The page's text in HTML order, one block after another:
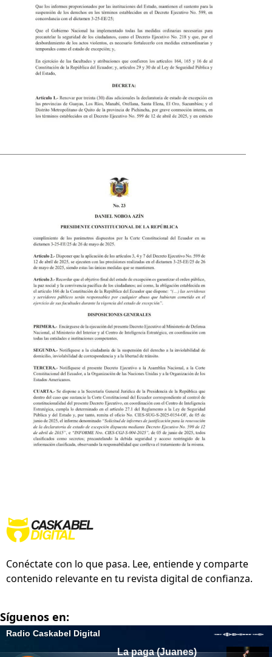
Conéctate con lo que pasa. Lee, entiende y comparte
contenido relevante en tu revista digital de confianza.
Síguenos en: